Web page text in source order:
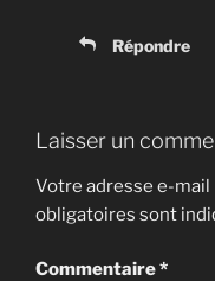
Répondre
Laisser un
Votre adresse e-mail
obligatoires sont
Commentaire*